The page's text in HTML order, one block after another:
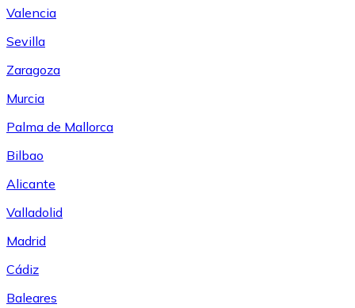
Valencia
Sevilla
Zaragoza
Murcia
Palma de Mallorca
Bilbao
Alicante
Valladolid
Madrid
Cádiz
Baleares